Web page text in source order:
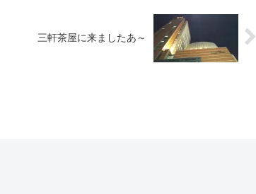
三軒茶屋に来ましたあ～